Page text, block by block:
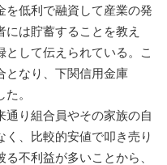
を低利で融資して産業の発
は貯蓄することを教え
して伝えられている。こ
となり、下関信用金庫
。
り組合員やその家族の自
く、比較的安値で叩き売り
不利益が多いことから、